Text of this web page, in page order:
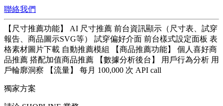
聯絡我們
【尺寸推薦功能】 AI 尺寸推薦 前台資訊顯示（尺寸表、試穿
報告、商品圖示SVG等） 試穿偏好介面 前台樣式設定面板 表
格素材圖片下載 自動推薦模組 【商品推薦功能】 個人喜好商
品推薦 搭配加值商品推薦 【數據分析後台】 用戶行為分析 用
戶輪廓洞察 【流量】 每月 100,000 次 API call
獨家方案